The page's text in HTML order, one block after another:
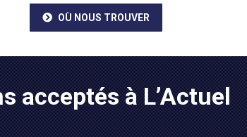
OÙ NOUS TROUVER
acceptés à L’Actuel